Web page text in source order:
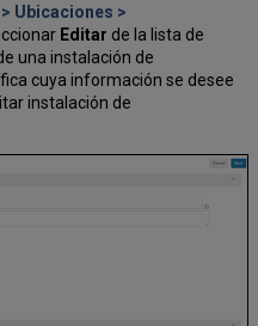
Ubicaciones >
Editar de la lista de
una instalación de
cuya información se desee
instalación de